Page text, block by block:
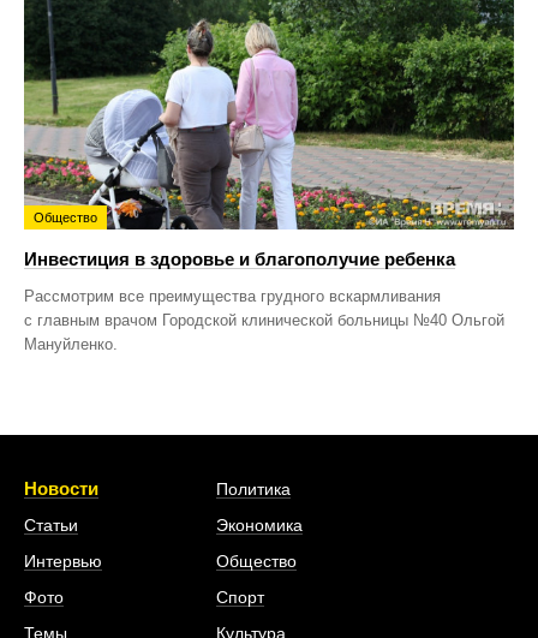
Общество
Инвестиция в здоровье и благополучие ребенка
Рассмотрим все преимущества грудного вскармливания
с главным врачом Городской клинической больницы №40 Ольгой
Мануйленко.
Новости
Статьи
Интервью
Фото
Темы
Политика
Экономика
Общество
Спорт
Культура